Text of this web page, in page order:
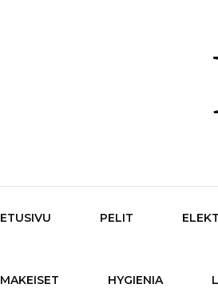
ETUSIVU PELIT
MAKEISET HYGIENIA